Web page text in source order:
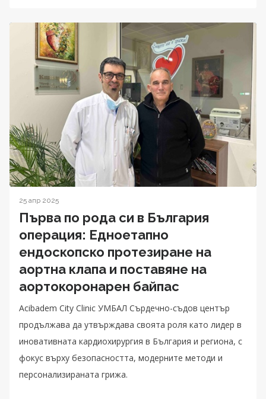
25 апр 2025
Първа по рода си в България
операция: Едноетапно
ендоскопско протезиране на
аортна клапа и поставяне на
аортокоронарен байпас
Acibadem City Clinic УМБАЛ Сърдечно-съдов център
продължава да утвърждава своята роля като лидер в
иновативната кардиохирургия в България и региона, с
фокус върху безопасността, модерните методи и
персонализираната грижа.